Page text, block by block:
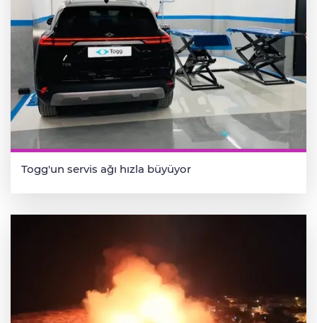
Togg'un servis ağı hızla büyüyor